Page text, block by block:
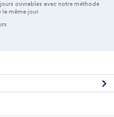
ouvrables avec notre méthode
même jour.